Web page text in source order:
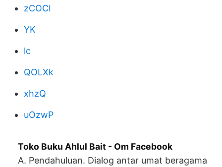
zCOCI
YK
lc
QOLXk
xhzQ
uOzwP
Toko Buku Ahlul Bait - Om Facebook
A. Pendahuluan. Dialog antar umat beragama